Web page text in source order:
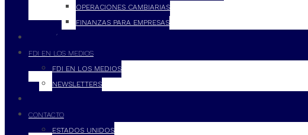
OPERACIONES CAMBIARIAS
FINANZAS PARA EMPRESAS
FILOSOFÍA
FDI EN LOS MEDIOS
FDI EN LOS MEDIOS
NEWSLETTERS
CONTACTO
ESTADOS UNIDOS